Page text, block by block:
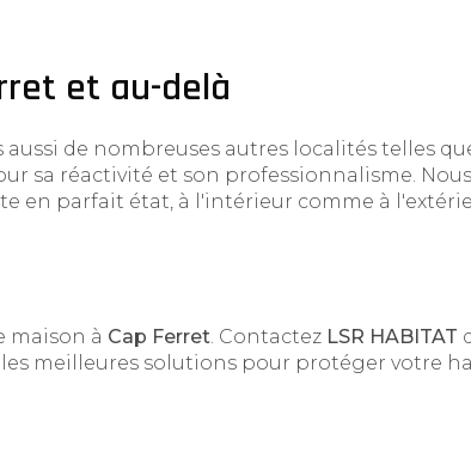
et au-delà
aussi de nombreuses autres localités telles
sa réactivité et son professionnalisme.
en parfait état, à l'intérieur comme à
maison à Cap Ferret . Contactez LSR HABITAT
meilleures solutions pour protéger votre